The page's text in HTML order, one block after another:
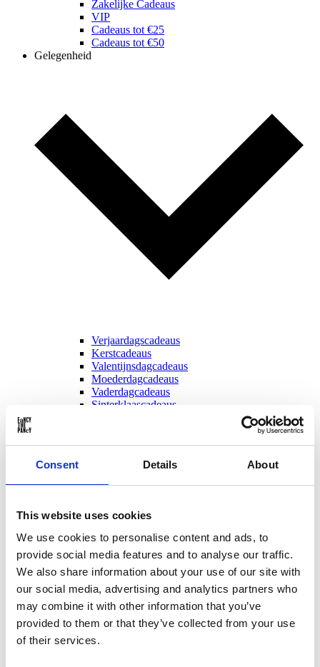
Consent Details About
This website uses cookies
We use cookies to personalise content and ads, to
provide social media features and to analyse our traffic.
We also share information about your use of our site with
our social media, advertising and analytics partners who
may combine it with other information that you’ve
provided to them or that they’ve collected from your use
of their services.
Zakelijke Cadeaus
VIP
Cadeaus tot €25
Cadeaus tot €50
Gelegenheid
Verjaardagscadeaus
Kerstcadeaus
Valentijnsdagcadeaus
Moederdagcadeaus
Vaderdagcadeaus
Sinterklaascadeaus